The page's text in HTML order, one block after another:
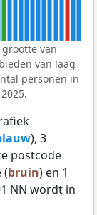
van
van laag
personen in
), 3
postcode
(bruin) en 1
NN wordt in